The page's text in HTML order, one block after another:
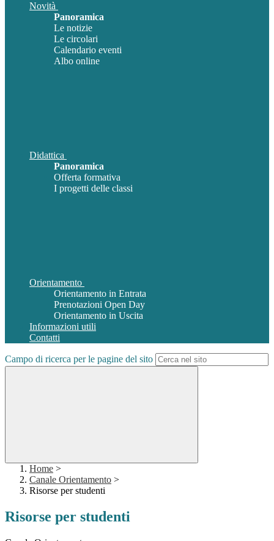
Novità
Panoramica
Le notizie
Le circolari
Calendario eventi
Albo online
Didattica
Panoramica
Offerta formativa
I progetti delle classi
Orientamento
Orientamento in Entrata
Prenotazioni Open Day
Orientamento in Uscita
Informazioni utili
Contatti
Campo di ricerca per le pagine del sito
Home >
Canale Orientamento >
Risorse per studenti
Risorse per studenti